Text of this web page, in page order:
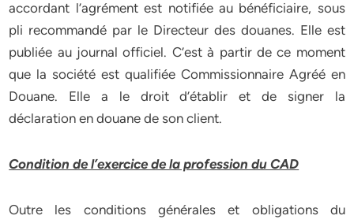
accordant l’agrément est notifiée au bénéficiaire, sous
pli recommandé par le Directeur des douanes. Elle est
publiée au journal officiel. C’est à partir de ce moment
que la société est qualifiée Commissionnaire Agréé en
Douane. Elle a le droit d’établir et de signer la
déclaration en douane de son client.
Condition de l’exercice de la profession du CAD
Outre les conditions générales et obligations du